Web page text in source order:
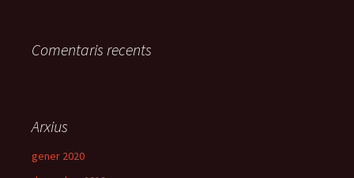
Comentaris recents
Arxius
gener 2020